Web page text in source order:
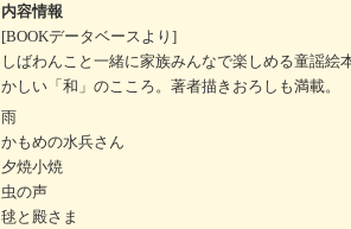
内容情報
[BOOKデータベースより]
しばわんこと一緒に家族みんなで楽しめる童謡
かしい「和」のこころ。著者描きおろしも満載。
雨
かもめの水兵さん
夕焼小焼
虫の声
毬と殿さま